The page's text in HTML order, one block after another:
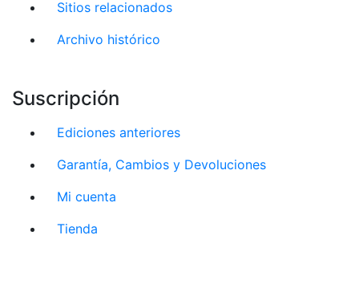
Sitios relacionados
Archivo histórico
Suscripción
Ediciones anteriores
Garantía, Cambios y Devoluciones
Mi cuenta
Tienda